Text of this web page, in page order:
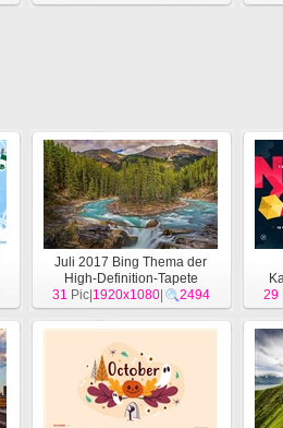
Juli 2017 Bing Thema der
High-Definition-Tapete
[System]
31 Pic| 1920x1080| 2494
29